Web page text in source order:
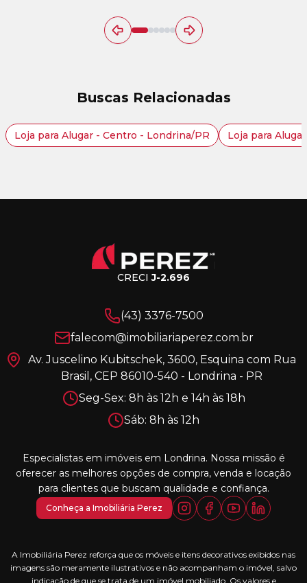
Buscas Relacionadas
Loja para Alugar - Centro - Londrina/PR Loja para
CRECIJ-2.696
(43) 3376-7500
falecom@imobiliariaperez.com.br
Av. Juscelino Kubitschek, 3600, Esquina com Rua
Brasil, CEP 86010-540 - Londrina - PR
Seg-Sex: 8h às 12h e 14h às 18h
Sáb: 8h às 12h
Especialistas em imóveis em Londrina. Nossa missão é
oferecer as melhores opções de compra, venda e locação
para clientes que buscam qualidade e confiança.
Conheça a Imobiliária Perez
A Imobiliária Perez reforça que os móveis e itens decorativos exibidos nas
imagens são meramente ilustrativos e não acompanham o imóvel, salvo
indicação de que se trata de um imóvel mobiliado. Os valores e